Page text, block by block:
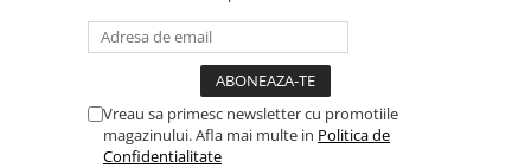
Vreau sa primesc newsletter cu promotiile
magazinului. Afla mai multe in Politica de
Confidentialitate